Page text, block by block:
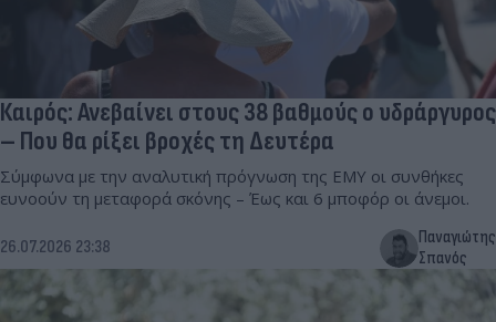
Καιρός: Ανεβαίνει στους 38 βαθμούς ο υδράργυρος
– Που θα ρίξει βροχές τη Δευτέρα
Σύμφωνα με την αναλυτική πρόγνωση της ΕΜΥ οι συνθήκες
ευνοούν τη μεταφορά σκόνης – Έως και 6 μποφόρ οι άνεμοι.
26.07.2026 23:38
Παναγιώτης
Σπανός